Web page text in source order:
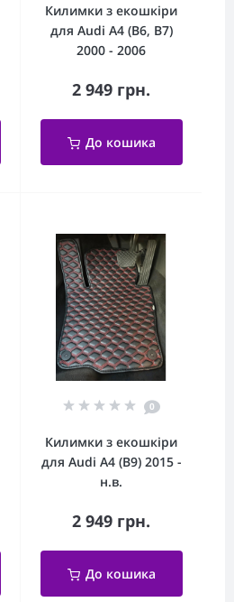
Килимки з екошкіри
для Audi A4 (B6, B7)
2000 - 2006
2 949 грн.
До кошика
0
Килимки з екошкіри
для Audi A4 (B9) 2015 -
н.в.
2 949 грн.
До кошика